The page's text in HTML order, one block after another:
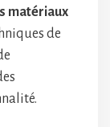
matériaux
de